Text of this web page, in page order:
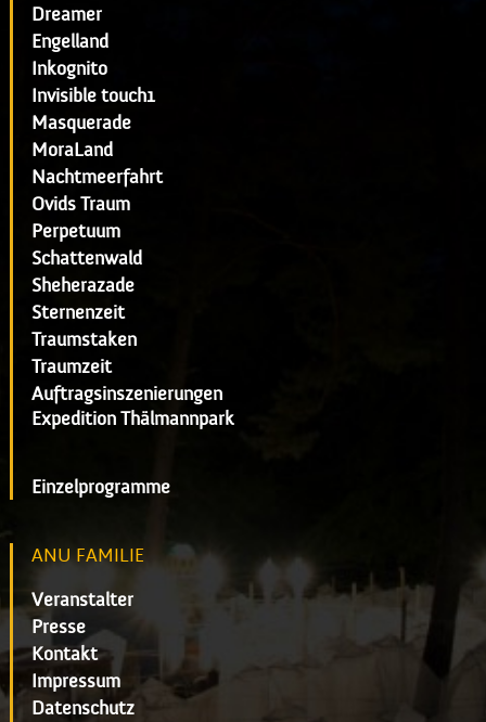
Dreamer
Engelland
Inkognito
Invisible touch1
Masquerade
MoraLand
Nachtmeerfahrt
Ovids Traum
Perpetuum
Schattenwald
Sheherazade
Sternenzeit
Traumstaken
Traumzeit
Auftragsinszenierungen
Expedition Thälmannpark
Einzelprogramme
ANU FAMILIE
Veranstalter
Presse
Kontakt
Impressum
Datenschutz